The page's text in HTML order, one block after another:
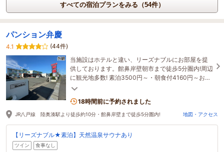
すべての宿泊プランをみる（54件）
パンション弁慶
4.1
(44件)
当施設はホテルと違い、リーズナブルにお部屋を提
供しております。館鼻岸壁朝市まで徒歩5分圏内!周辺
に観光地多数! 素泊3500円～・朝食付4160円～お食
事は地元の旬食材の料理を中心にお出しします。
18時間前に予約されました
JR八戸線 陸奥湊駅より徒歩約10分・館鼻岸壁まで徒歩5分圏内! 地図・アクセス
【リーズナブル★素泊】天然温泉サウナあり
ツイン 食事なし